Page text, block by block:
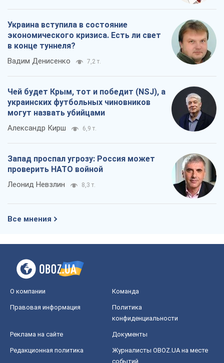
Украина вступила в состояние
экономического кризиса. Есть ли свет
в конце туннеля?
Вадим Денисенко 7,2 т.
Чей будет Крым, тот и победит (NSJ), а
украинских футбольных чиновников
могут назвать убийцами
Александр Кирш 6,9 т.
Запад проспал угрозу: Россия может
проверить НАТО войной
Леонид Невзлин 8,3 т.
Все мнения
О компании Команда
Правовая информация
Политика
конфиденциальности
Реклама на сайте Документы
Редакционная политика
Журналисты OBOZ.UA на месте
событий